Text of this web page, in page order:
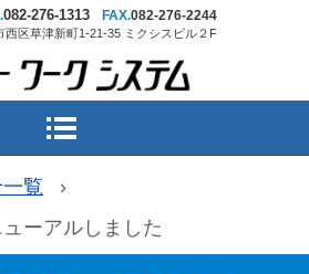
082-276-1313 FAX.082-276-2244
区草津新町1-21-35 ミクシスビル２F
覧
›
ーアルしました